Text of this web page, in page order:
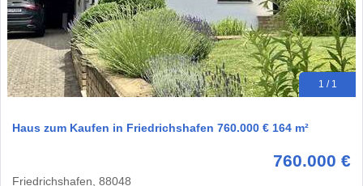
1 / 1
Haus zum Kaufen in Friedrichshafen 760.000 € 164 m²
760.000 €
Friedrichshafen, 88048